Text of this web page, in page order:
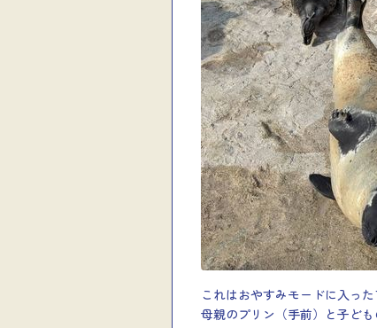
これはおやすみモードに入った
母親のプリン（手前）と子ども